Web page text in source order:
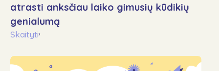
atrasti anksčiau laiko gimusių kūdikių
genialumą
Skaityti›